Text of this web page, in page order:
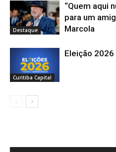
Destaque
“Quem aqui
para um
Marcola
Curitiba Capital
Eleição 2026